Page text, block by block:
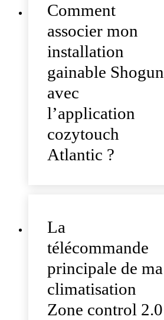
Comment
associer mon
installation
gainable Shogun
avec
l’application
cozytouch
Atlantic ?
La
télécommande
principale de ma
climatisation
Zone control 2.0